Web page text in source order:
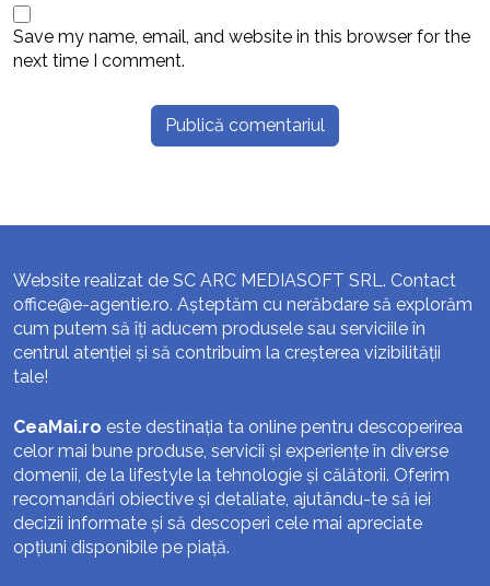
Save my name, email, and website in this browser for the
next time I comment.
Website realizat de SC ARC MEDIASOFT SRL. Contact
office@e-agentie.ro. Așteptăm cu nerăbdare să explorăm
cum putem să îți aducem produsele sau serviciile în
centrul atenției și să contribuim la creșterea vizibilității
tale!
CeaMai.ro este destinația ta online pentru descoperirea
celor mai bune produse, servicii și experiențe în diverse
domenii, de la lifestyle la tehnologie și călătorii. Oferim
recomandări obiective și detaliate, ajutându-te să iei
decizii informate și să descoperi cele mai apreciate
opțiuni disponibile pe piață.